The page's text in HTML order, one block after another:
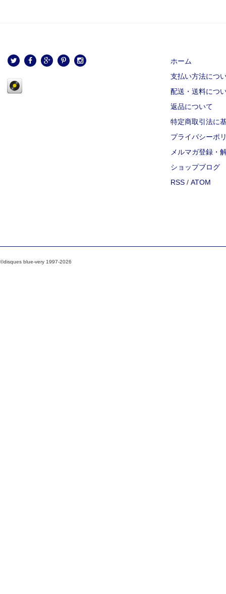
ホーム
支払い方法につ
配送・送料につ
返品について
特定商取引法に
プライバシーポ
メルマガ登録・
ショップブログ
RSS / ATOM
©disques blue-very 1997-2026